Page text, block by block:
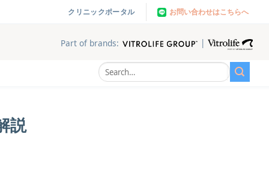
クリニックポータル お問い合わせはこちらへ
Part of brands: |
説